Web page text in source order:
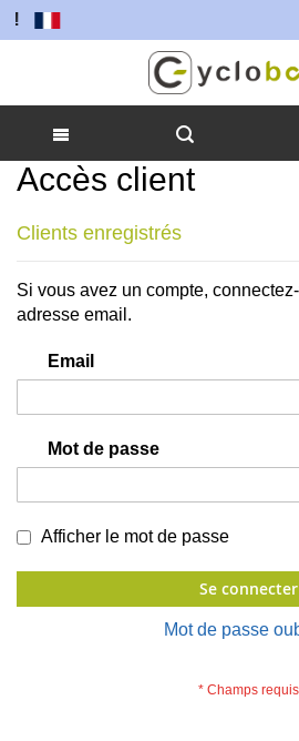
Allez
au
Accès client
Clients enregistrés
Si vous avez un compte,
adresse email.
Email
Mot de passe
Afficher le mot de passe
Se connecter
Mot de passe